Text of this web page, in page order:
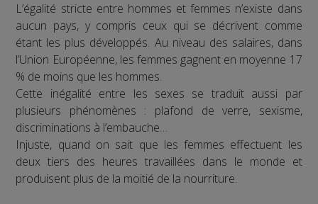
L’égalité stricte entre hommes et femmes n’existe dans
aucun pays, y compris ceux qui se décrivent comme
étant les plus développés. Au niveau des salaires, dans
l’Union Européenne, les femmes gagnent en moyenne 17
% de moins que les hommes.
Cette inégalité entre les sexes se traduit aussi par
plusieurs phénomènes : plafond de verre, sexisme,
discriminations à l’embauche…
Injuste, quand on sait que les femmes effectuent les
deux tiers des heures travaillées dans le monde et
produisent plus de la moitié de la nourriture.